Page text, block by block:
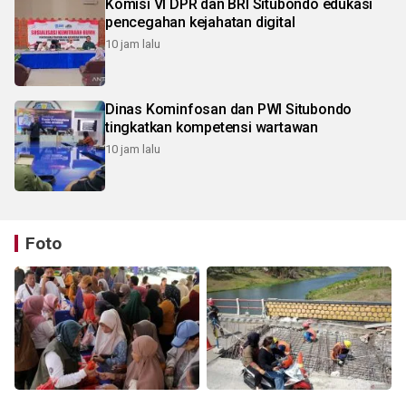
Komisi VI DPR dan BRI Situbondo edukasi
pencegahan kejahatan digital
10 jam lalu
Dinas Kominfosan dan PWI Situbondo
tingkatkan kompetensi wartawan
10 jam lalu
Foto